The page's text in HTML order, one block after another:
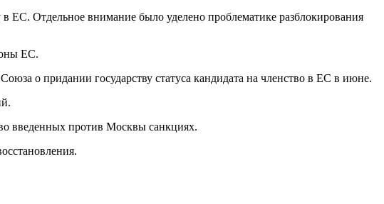
Отдельное внимание было уделено проблематике разблокирования
ЕС.
о придании государству статуса кандидата на членство в ЕС в июне.
введенных против Москвы санкциях.